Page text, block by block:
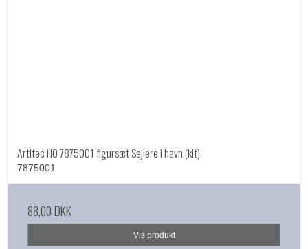
Artitec HO 7875001 figursæt Sejlere i havn (kit)
7875001
88,00 DKK
Vis produkt